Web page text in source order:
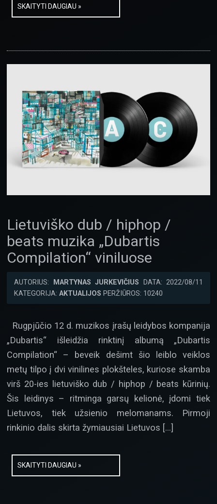
SKAITYTI DAUGIAU »
Lietuviško dub / hiphop /
beats muzika „Dubartis
Compilation“ viniluose
AUTORIUS: MARTYNAS JURKEVIČIUS DATA: 2022/08/11
KATEGORIJA: AKTUALIJOS PERŽIŪROS: 10240
Rugpjūčio 12 d. muzikos įrašų leidybos kompanija
„Dubartis“ išleidžia rinktinį albumą „Dubartis
Compilation“ – beveik dešimt šio leiblo veiklos
metų tilpo į dvi vinilines plokšteles, kuriose skamba
virš 20-ies lietuviško dub / hiphop / beats kūrinių.
Šis leidinys – ritminga garsų kelionė, įdomi tiek
Lietuvos, tiek užsienio melomanams. Pirmoji
rinkinio dalis skirta žymiausiai Lietuvos […]
SKAITYTI DAUGIAU »